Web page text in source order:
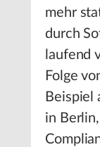
mehr
durch
laufend
Folge
Beispiel
in